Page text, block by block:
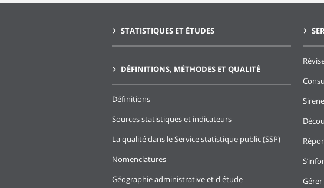
STATISTIQUES ET ÉTUDES
DÉFINITIONS, MÉTHODES ET QUALITÉ
Définitions
Sources statistiques et indicateurs
La qualité dans le Service statistique public (SSP)
Nomenclatures
Géographie administrative et d'étude
Sirene